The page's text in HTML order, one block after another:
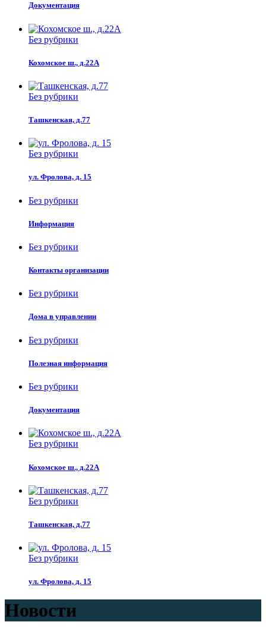
Документация
Без рубрики
Кохомское ш., д.22А
Без рубрики
Ташкенская, д.77
Без рубрики
ул. Фролова, д. 15
Без рубрики
Информация
Без рубрики
Контакты организации
Без рубрики
Дома в управлении
Без рубрики
Полезная информация
Без рубрики
Документация
Без рубрики
Кохомское ш., д.22А
Без рубрики
Ташкенская, д.77
Без рубрики
ул. Фролова, д. 15
Новости